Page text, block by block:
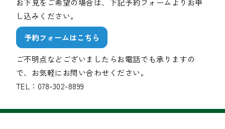
し込みください。
予約フォームはこちら
ご不明点などございましたらお電話でも承りますの
で、お気軽にお問い合わせください。
TEL：078-302-8899